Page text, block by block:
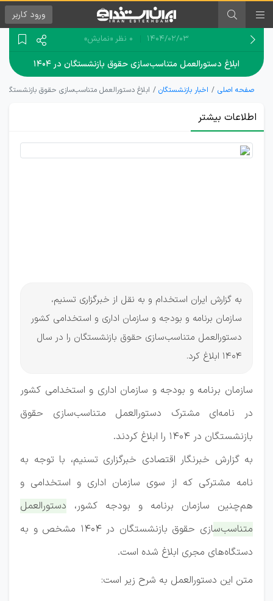
ورود کاربر
۱۴۰۴/۰۲/۰۳ 0 نظر «نمایش»
ابلاغ دستورالعمل متناسب‌سازی حقوق بازنشستگان در ۱۴۰۴
صفحه اصلی اخبار بازنشستگان ابلاغ دستورالعمل متناسب‌سازی حقوق بازنشستگان در
اطلاعات بیشتر
پرداخت
به گزارش ایران استخدام و به نقل از خبرگزاری تسنیم،
سازمان برنامه و بودجه و سازمان اداری و استخدامی کشور
دستورالعمل متناسب‌سازی حقوق بازنشستگان را در سال
۱۴۰۴ ابلاغ کرد.
سازمان برنامه و بودجه و سازمان اداری و استخدامی کشور
در نامه‌ای مشترک دستورالعمل متناسب‌سازی حقوق
بازنشستگان در ۱۴۰۴ را ابلاغ کردند.
به گزارش خبرنگار اقتصادی خبرگزاری تسنیم، با توجه به
نامه مشترکی که از سوی سازمان اداری و استخدامی و
هم‌چنین سازمان برنامه و بودجه کشور، دستورالعمل
متناسب‌سازی حقوق بازنشستگان در 1404 مشخص و به
دستگاه‌های مجری ابلاغ شده است.
متن این دستورالعمل به شرح زیر است: